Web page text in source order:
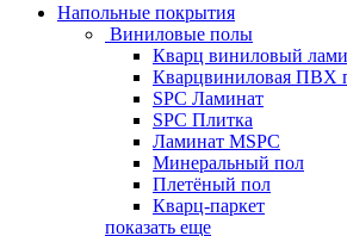
Напольные покрытия
Виниловые полы
Кварц виниловый
Кварцвиниловая ПВХ
SPC Ламинат
SPC Плитка
Ламинат MSPC
Минеральный пол
Плетёный пол
Кварц-паркет
показать еще